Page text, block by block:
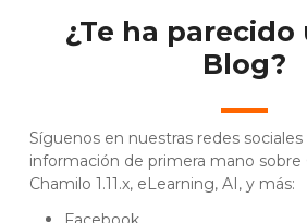
¿Te ha
Blog?
Síguenos en nuestras redes
información de primera mano sobre
Chamilo 1.11.x, eLearning, AI, y más: